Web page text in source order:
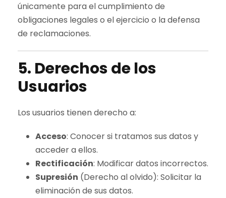
únicamente para el cumplimiento de
obligaciones legales o el ejercicio o la defensa
de reclamaciones.
5. Derechos de los
Usuarios
Los usuarios tienen derecho a:
Acceso: Conocer si tratamos sus datos y
acceder a ellos.
Rectificación: Modificar datos incorrectos.
Supresión (Derecho al olvido): Solicitar la
eliminación de sus datos.